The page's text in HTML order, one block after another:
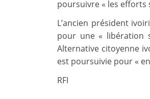
poursuivre « les efforts
L’ancien président
pour une « libération
Alternative citoyenne
est poursuivie pour «
RFI